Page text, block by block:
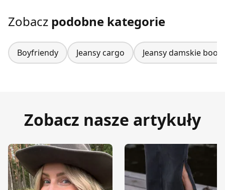
Zobacz podobne kategorie
Boyfriendy Jeansy cargo Jeansy damskie
Zobacz nasze artykuły